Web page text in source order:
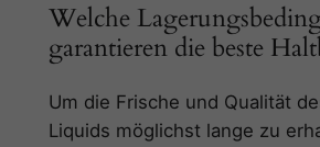
Welche
garantieren die beste
Um die Frische und Qualität
Liquids möglichst lange zu